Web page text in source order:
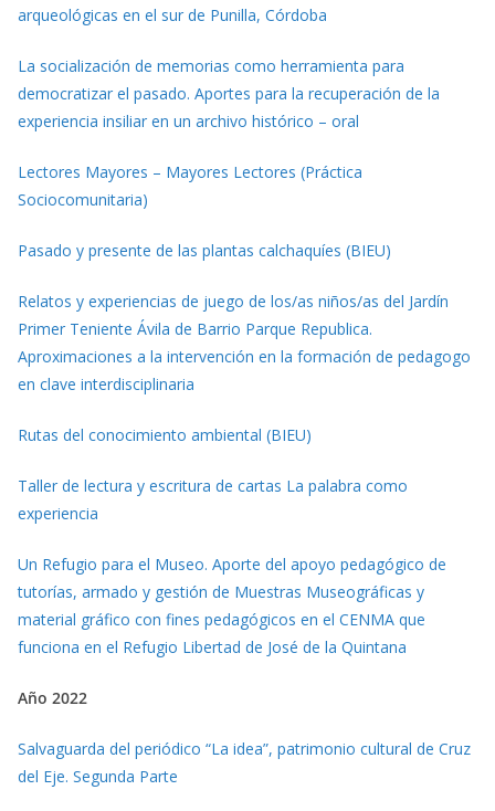
arqueológicas en el sur de Punilla, Córdoba
La socialización de memorias como herramienta para
democratizar el pasado. Aportes para la recuperación de la
experiencia insiliar en un archivo histórico – oral
Lectores Mayores – Mayores Lectores (Práctica
Sociocomunitaria)
Pasado y presente de las plantas calchaquíes (BIEU)
Relatos y experiencias de juego de los/as niños/as del Jardín
Primer Teniente Ávila de Barrio Parque Republica.
Aproximaciones a la intervención en la formación de pedagogo
en clave interdisciplinaria
Rutas del conocimiento ambiental (BIEU)
Taller de lectura y escritura de cartas La palabra como
experiencia
Un Refugio para el Museo. Aporte del apoyo pedagógico de
tutorías, armado y gestión de Muestras Museográficas y
material gráfico con fines pedagógicos en el CENMA que
funciona en el Refugio Libertad de José de la Quintana
Año 2022
Salvaguarda del periódico “La idea”, patrimonio cultural de Cruz
del Eje. Segunda Parte